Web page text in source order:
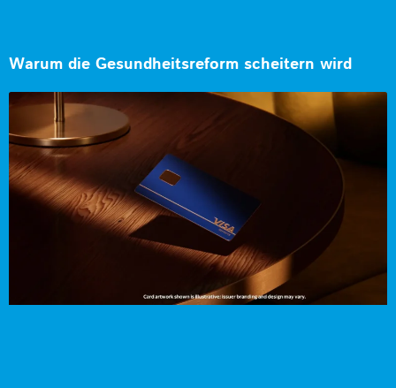
Warum die Gesundheitsreform scheitern wird